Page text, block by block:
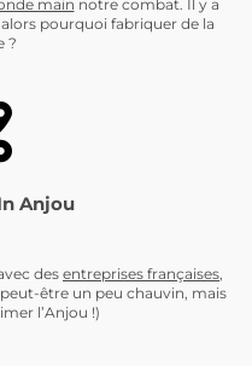
main notre combat. Il y a
pourquoi fabriquer de la
?
Anjou
desentreprises françaises
être un peu chauvin, mais
l’Anjou !)